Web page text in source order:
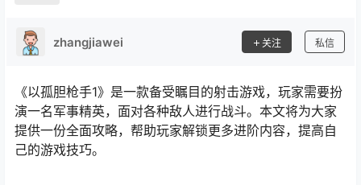
zhangjiawei 关注 私信
《以孤胆枪手1》是一款备受瞩目的射击游戏，玩家需要扮
演一名军事精英，面对各种敌人进行战斗。本文将为大家
提供一份全面攻略，帮助玩家解锁更多进阶内容，提高自
己的游戏技巧。